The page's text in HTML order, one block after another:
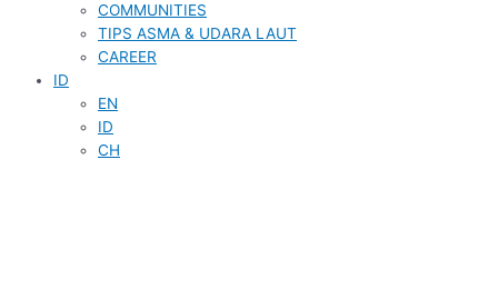
COMMUNITIES
TIPS ASMA & UDARA LAUT
CAREER
ID
EN
ID
CH